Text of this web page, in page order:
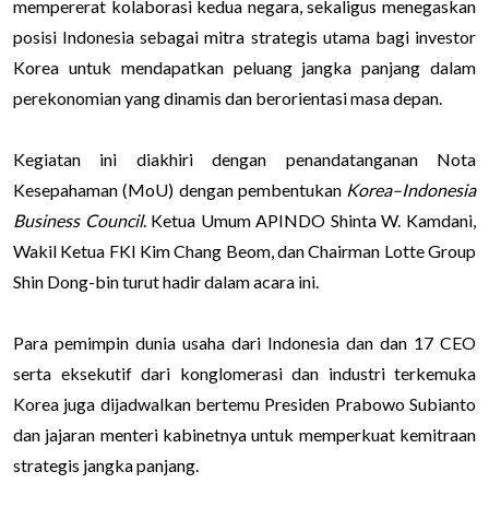
mempererat kolaborasi kedua negara, sekaligus menegaskan
posisi Indonesia sebagai mitra strategis utama bagi investor
Korea untuk mendapatkan peluang jangka panjang dalam
perekonomian yang dinamis dan berorientasi masa depan.
Kegiatan ini diakhiri dengan penandatanganan Nota
Kesepahaman (MoU) dengan pembentukan Korea–Indonesia
Business Council. Ketua Umum APINDO Shinta W. Kamdani,
Wakil Ketua FKI Kim Chang Beom, dan Chairman Lotte Group
Shin Dong-bin turut hadir dalam acara ini.
Para pemimpin dunia usaha dari Indonesia dan dan 17 CEO
serta eksekutif dari konglomerasi dan industri terkemuka
Korea juga dijadwalkan bertemu Presiden Prabowo Subianto
dan jajaran menteri kabinetnya untuk memperkuat kemitraan
strategis jangka panjang.